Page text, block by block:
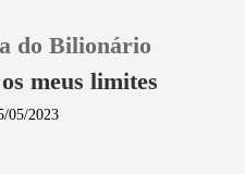
do Bilionário
meus limites
05/2023